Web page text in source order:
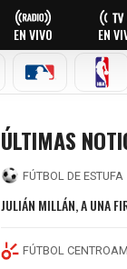
EN VIVO EN
MLB NBA
ÚLTIMAS
FÚTBOL DE ESTUFA
JULIÁN MILLÁN, A UNA
FÚTBOL